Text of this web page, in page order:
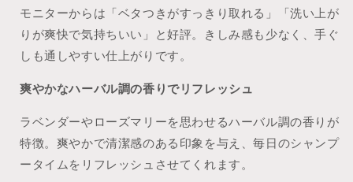
モニターからは「ベタつきがすっきり取れる」「洗い上が
りが爽快で気持ちいい」と好評。きしみ感も少なく、手ぐ
しも通しやすい仕上がりです。
爽やかなハーバル調の香りでリフレッシュ
ラベンダーやローズマリーを思わせるハーバル調の香りが
特徴。爽やかで清潔感のある印象を与え、毎日のシャンプ
ータイムをリフレッシュさせてくれます。